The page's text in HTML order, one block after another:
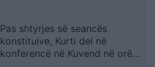
Pas shtyrjes së seancës
konstituive, Kurti del në
konferencë në Kuvend në orën